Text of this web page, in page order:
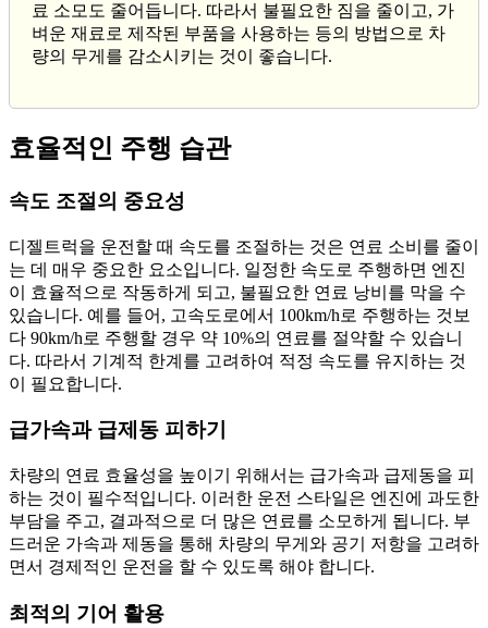
료 소모도 줄어듭니다. 따라서 불필요한 짐을 줄이고, 가
벼운 재료로 제작된 부품을 사용하는 등의 방법으로 차
량의 무게를 감소시키는 것이 좋습니다.
효율적인 주행 습관
속도 조절의 중요성
디젤트럭을 운전할 때 속도를 조절하는 것은 연료 소비를 줄이
는 데 매우 중요한 요소입니다. 일정한 속도로 주행하면 엔진
이 효율적으로 작동하게 되고, 불필요한 연료 낭비를 막을 수
있습니다. 예를 들어, 고속도로에서 100km/h로 주행하는 것보
다 90km/h로 주행할 경우 약 10%의 연료를 절약할 수 있습니
다. 따라서 기계적 한계를 고려하여 적정 속도를 유지하는 것
이 필요합니다.
급가속과 급제동 피하기
차량의 연료 효율성을 높이기 위해서는 급가속과 급제동을 피
하는 것이 필수적입니다. 이러한 운전 스타일은 엔진에 과도한
부담을 주고, 결과적으로 더 많은 연료를 소모하게 됩니다. 부
드러운 가속과 제동을 통해 차량의 무게와 공기 저항을 고려하
면서 경제적인 운전을 할 수 있도록 해야 합니다.
최적의 기어 활용